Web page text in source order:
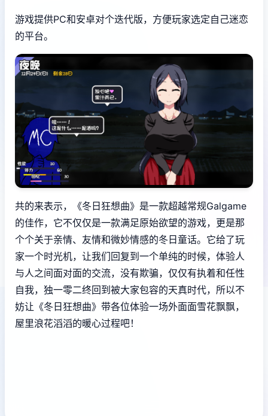
游戏提供PC和安卓对个迭代版，方便玩家选定自己迷恋
的平台。
共的来表示，《冬日狂想曲》是一款​​超越常规Galgame
的佳作​​，它不仅仅是一款满足原始欲望的游戏，更是那
个个关于亲情、友情和微妙情感的冬日童话。它给了玩
家一个时光机，让我们回复到一个单纯的时候，体验人
与人之间面对面的交流，没有欺骗，仅仅有执着和任性
自我，独一零二终回到被大家包容的天真时代，所以不
妨让《冬日狂想曲》带各位体验一场​​外面面雪花飘飘，
屋里浪花滔滔​​的暖心过程吧！